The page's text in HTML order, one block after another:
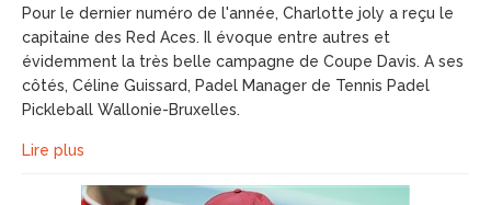
Pour le dernier numéro de l'année, Charlotte joly a reçu le
capitaine des Red Aces. Il évoque entre autres et
évidemment la très belle campagne de Coupe Davis. A ses
côtés, Céline Guissard, Padel Manager de Tennis Padel
Pickleball Wallonie-Bruxelles.
Lire plus